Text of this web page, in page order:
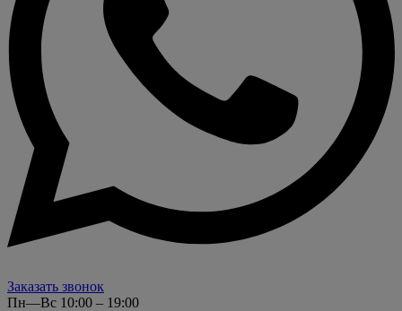
Заказать звонок
Пн—Вс 10:00 – 19:00